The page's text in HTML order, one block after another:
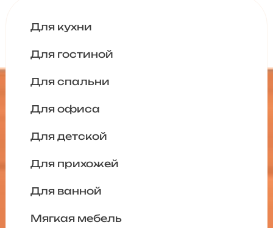
Для кухни
Для гостиной
Для спальни
Для офиса
Для детской
Для прихожей
Для ванной
Мягкая мебель